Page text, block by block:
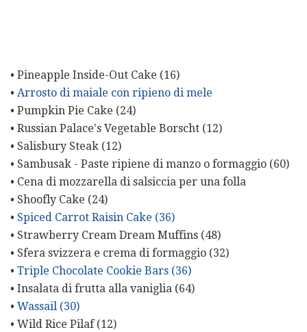
• Pineapple Inside-Out Cake (16)
• Arrosto di maiale con ripieno di mele
• Pumpkin Pie Cake (24)
• Russian Palace's Vegetable Borscht (12)
• Salisbury Steak (12)
• Sambusak - Paste ripiene di manzo o formaggio (60)
• Cena di mozzarella di salsiccia per una folla
• Shoofly Cake (24)
• Spiced Carrot Raisin Cake (36)
• Strawberry Cream Dream Muffins (48)
• Sfera svizzera e crema di formaggio (32)
• Triple Chocolate Cookie Bars (36)
• Insalata di frutta alla vaniglia (64)
• Wassail (30)
• Wild Rice Pilaf (12)